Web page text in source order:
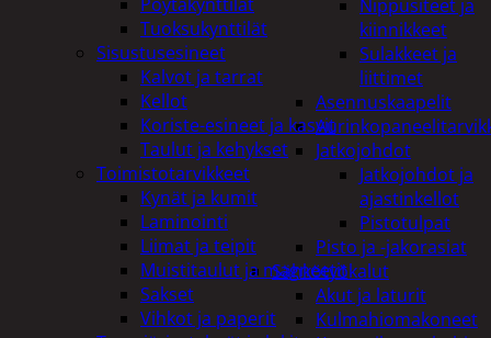
Nippusiteet ja
kiinnikkeet
Sulakkeet ja
liittimet
Asennuskaapelit
Jatkojohdot
Jatkojohdot ja
ajastinkellot
Pistotulpat
Pisto ja -jakorasiat
Sähkötyökalut
Akut ja laturit
Kulmahiomakoneet
Tuoksukynttilät
Sisustusesineet
Kalvot ja tarrat
Kellot
Koriste-esineet ja kasvit
Taulut ja kehykset
Toimistotarvikkeet
Kynät ja kumit
Laminointi
Liimat ja teipit
Muistitaulut ja magneetit
Sakset
Vihkot ja paperit